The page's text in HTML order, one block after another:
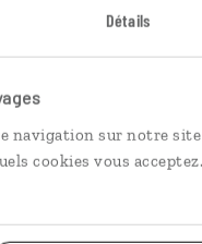
Détails
sur notre
cookies vous